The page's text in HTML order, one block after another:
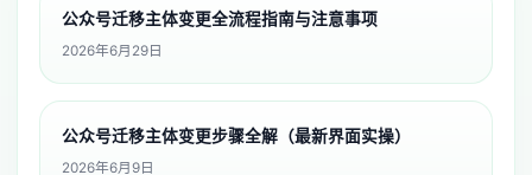
公众号迁移主体变更全流程指南与注意事项
2026年6月29日
公众号迁移主体变更步骤全解（最新界面实操）
2026年6月9日